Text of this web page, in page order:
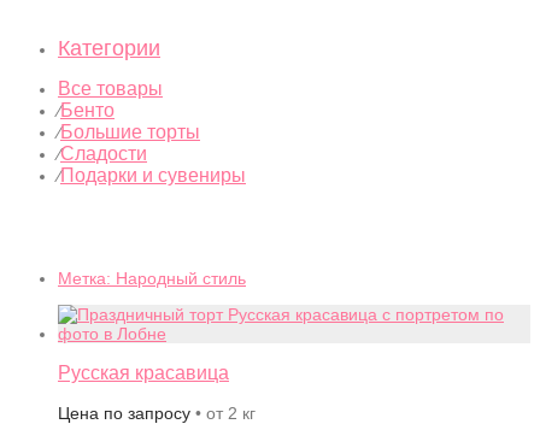
Категории
Все товары
⁄Бенто
⁄Большие торты
⁄Сладости
⁄Подарки и сувениры
Метка: Народный стиль
Русская красавица
Цена по запросу • от 2 кг